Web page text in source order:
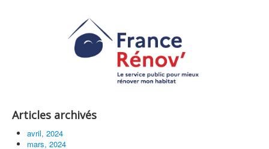
Articles archivés
avril, 2024
mars, 2024